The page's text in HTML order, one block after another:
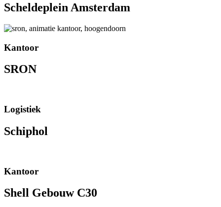
Scheldeplein Amsterdam
Kantoor
SRON
Logistiek
Schiphol
Kantoor
Shell Gebouw C30